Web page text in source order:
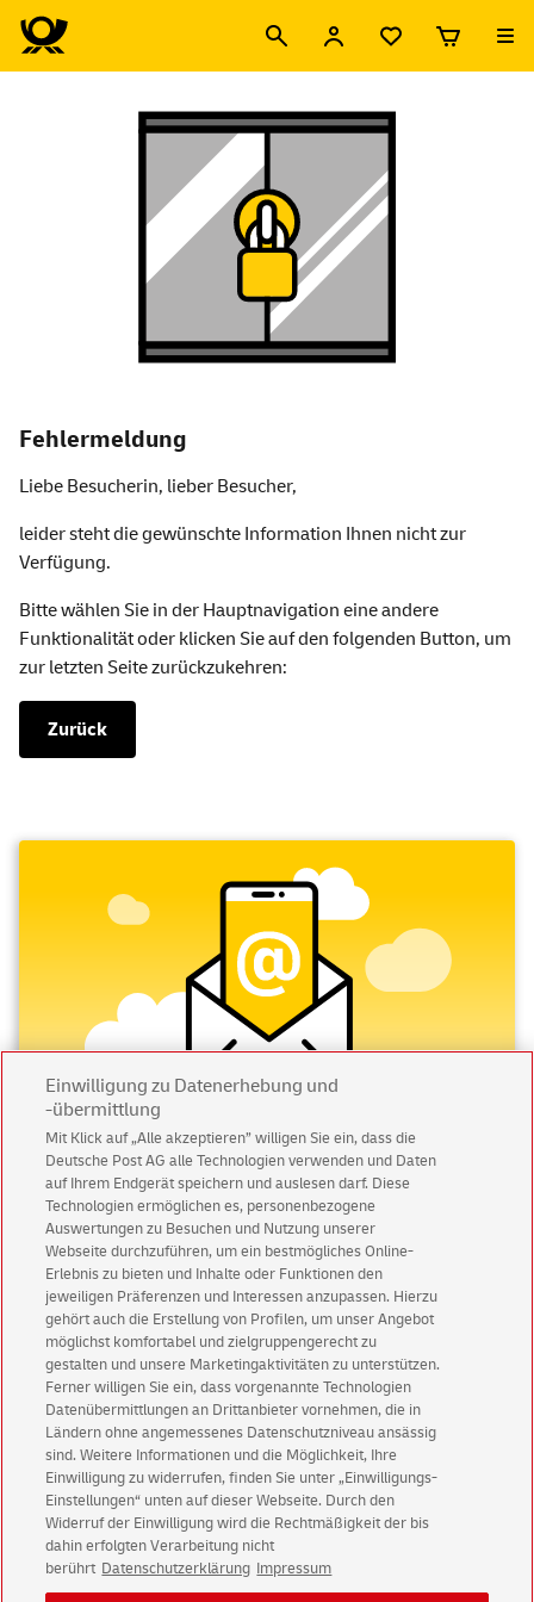
Fehlermeldung
Liebe Besucherin, lieber Besucher,
leider steht die gewünschte Information Ihnen nicht zur
Verfügung.
Bitte wählen Sie in der Hauptnavigation eine andere
Funktionalität oder klicken Sie auf den folgenden Button, um
zur letzten Seite zurückzukehren:
Zurück
Abonnieren Sie unseren Newsletter
Immer informiert über exklusive Angebote und
Aktionen - jetzt mit Vorteil
Privatkundensichern sich einen5 € Gutschein
für POSTSCAN!
Geschäftskundenerhalten einen5 € Gutschein
für Briefmarke individuell!
Zur Newsletter-Anmeldung
© Mon Aug 10 14:20:43 CEST 2026 Deutsche Post AG
Impressum
Datenschutz
Einwilligung zu Datenerhebung und
-übermittlung
Mit Klick auf „Alle akzeptieren” willigen Sie ein, dass die
Deutsche Post AG alle Technologien verwenden und Daten
auf Ihrem Endgerät speichern und auslesen darf. Diese
Technologien ermöglichen es, personenbezogene
Auswertungen zu Besuchen und Nutzung unserer
Webseite durchzuführen, um ein bestmögliches Online-
Erlebnis zu bieten und Inhalte oder Funktionen den
jeweiligen Präferenzen und Interessen anzupassen. Hierzu
gehört auch die Erstellung von Profilen, um unser Angebot
möglichst komfortabel und zielgruppengerecht zu
gestalten und unsere Marketingaktivitäten zu unterstützen.
Ferner willigen Sie ein, dass vorgenannte Technologien
Datenübermittlungen an Drittanbieter vornehmen, die in
Ländern ohne angemessenes Datenschutzniveau ansässig
sind. Weitere Informationen und die Möglichkeit, Ihre
Einwilligung zu widerrufen, finden Sie unter „Einwilligungs-
Einstellungen“ unten auf dieser Webseite. Durch den
Widerruf der Einwilligung wird die Rechtmäßigkeit der bis
dahin erfolgten Verarbeitung nicht
berührt Datenschutzerklärung Impressum